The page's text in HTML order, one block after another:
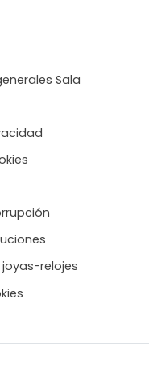
Sala
relojes